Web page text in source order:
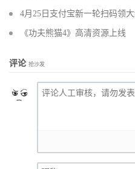
4月25日支付宝新一轮扫码领
《功夫熊猫4》高清资源上线
评论 抢沙发